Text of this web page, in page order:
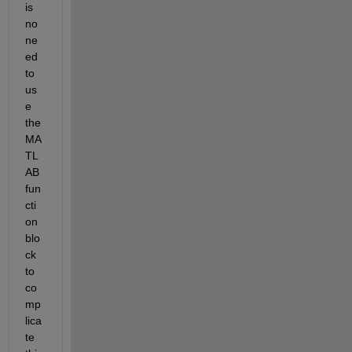
is
no
ne
ed
to
us
e
the
MA
TL
AB
fun
cti
on
blo
ck
to
co
mp
lica
te